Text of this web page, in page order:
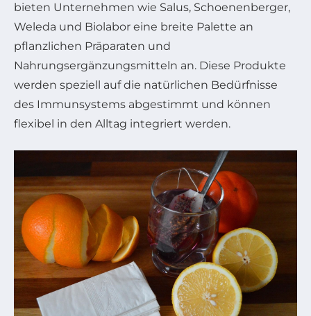
bieten Unternehmen wie Salus, Schoenenberger,
Weleda und Biolabor eine breite Palette an
pflanzlichen Präparaten und
Nahrungsergänzungsmitteln an. Diese Produkte
werden speziell auf die natürlichen Bedürfnisse
des Immunsystems abgestimmt und können
flexibel in den Alltag integriert werden.